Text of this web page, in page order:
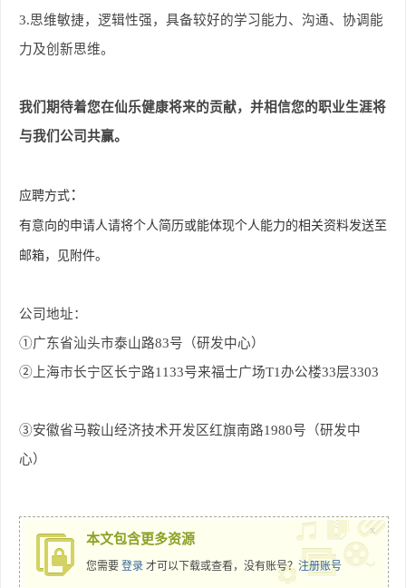
3.思维敏捷，逻辑性强，具备较好的学习能力、沟通、协调能
力及创新思维。
我们期待着您在仙乐健康将来的贡献，并相信您的职业生涯将
与我们公司共赢。
应聘方式 ：
有意向的申请人请将个人简历或能体现个人能力的相关资料发送至
邮箱，见附件。
公司地址：
①广东省汕头市泰山路83号（研发中心）
②上海市长宁区长宁路1133号来福士广场T1办公楼33层3303
③安徽省马鞍山经济技术开发区红旗南路1980号（研发中
心）
本文包含更多资源
您需要 登录 才可以下载或查看，没有账号？ 注册账号
x